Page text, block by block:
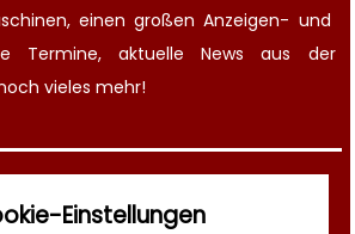
einen großenAnzeigen- und
Termine, aktuelleNews aus der
vieles mehr!
VorlagenEinstellungen